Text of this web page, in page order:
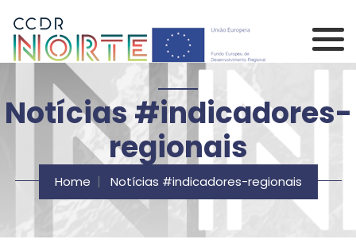
Comissão de
Notícias #indicadores-
regionais
Home Notícias #indicadores-regionais